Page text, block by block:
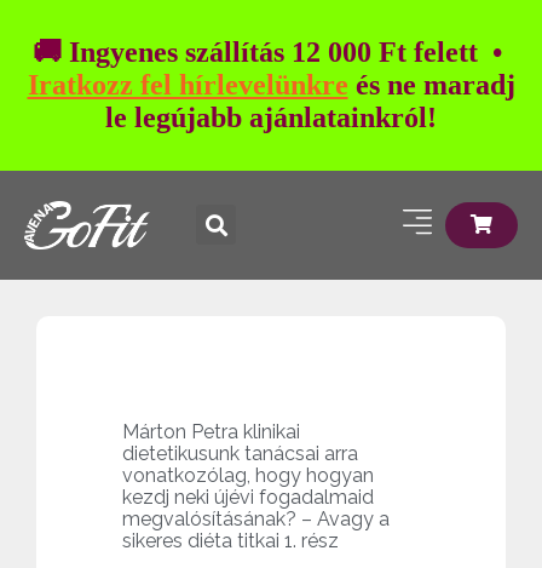
🚚 Ingyenes szállítás 12 000 Ft felett •
Iratkozz fel hírlevelünkre és ne maradj
le legújabb ajánlatainkról!
Márton Petra klinikai
dietetikusunk tanácsai arra
vonatkozólag, hogy hogyan
kezdj neki újévi fogadalmaid
megvalósításának? – Avagy a
sikeres diéta titkai 1. rész